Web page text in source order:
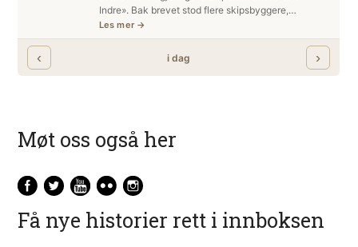
Møt oss også her
Få nye historier rett i innboksen